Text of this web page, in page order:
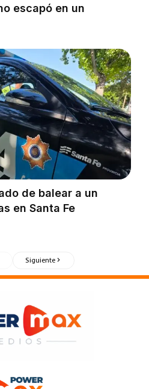
escapó en un
de balear a un
en Santa Fe
Siguiente